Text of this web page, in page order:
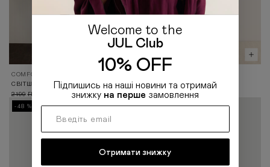
COMFORT 2.0
СВІТШОТ OVERSIZE СІРИЙ
2 199 ГРН
ШОРТИ МʼЯКІ СІРІ
999 ГРН 499 ГРН
-48 %
-50 %
Welcome to the
JUL Club
10% OFF
Підпишись на наші новини та отримай
знижку на перше замовлення
Отримати знижку